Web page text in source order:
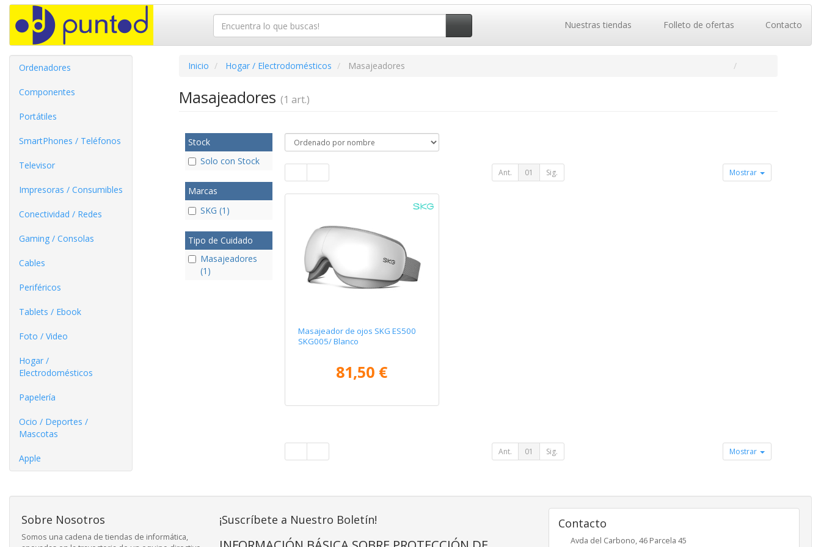
Nuestras tiendas Folleto de ofertas Contacto
Ordenadores
Componentes
Portátiles
SmartPhones / Teléfonos
Televisor
Impresoras / Consumibles
Conectividad / Redes
Gaming / Consolas
Cables
Periféricos
Tablets / Ebook
Foto / Video
Hogar /
Electrodomésticos
Papelería
Ocio / Deportes /
Mascotas
Apple
Inicio Hogar / Electrodomésticos Masajeadores
Masajeadores (1 art.)
Stock
Solo con Stock
Marcas
SKG (1)
Tipo de Cuidado
Masajeadores
(1)
Ant. 01 Sig. Mostrar
Masajeador de ojos SKG ES500
SKG005/ Blanco
81,50 €
Ant. 01 Sig. Mostrar
Sobre Nosotros
Somos una cadena de tiendas de informática,
¡Suscríbete a Nuestro Boletín! Contacto
Avda del Carbono, 46 Parcela 45